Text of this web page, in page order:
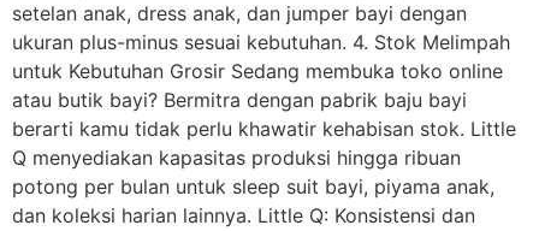
setelan anak, dress anak, dan jumper bayi dengan
ukuran plus-minus sesuai kebutuhan. 4. Stok Melimpah
untuk Kebutuhan Grosir Sedang membuka toko online
atau butik bayi? Bermitra dengan pabrik baju bayi
berarti kamu tidak perlu khawatir kehabisan stok. Little
Q menyediakan kapasitas produksi hingga ribuan
potong per bulan untuk sleep suit bayi, piyama anak,
dan koleksi harian lainnya. Little Q: Konsistensi dan